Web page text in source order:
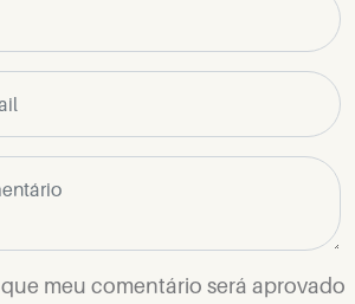
meu comentário será aprovado